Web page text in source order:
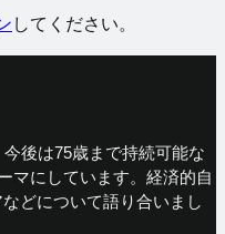
してください。
後は75歳まで持続可能な
マにしています。経済的自
どについて語り合いまし